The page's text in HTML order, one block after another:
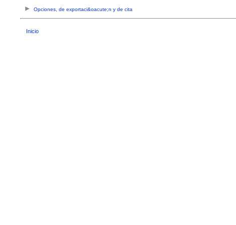
Opciones, de exportaci&oacute;n y de cita
Inicio